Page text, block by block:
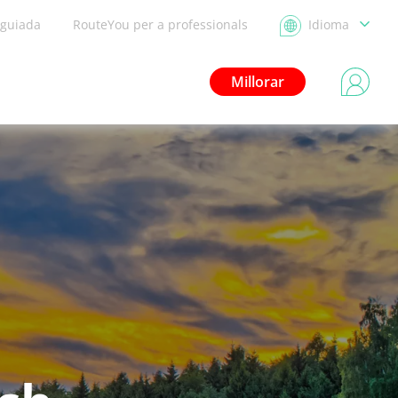
RouteYou per a professionals Idioma
Millorar